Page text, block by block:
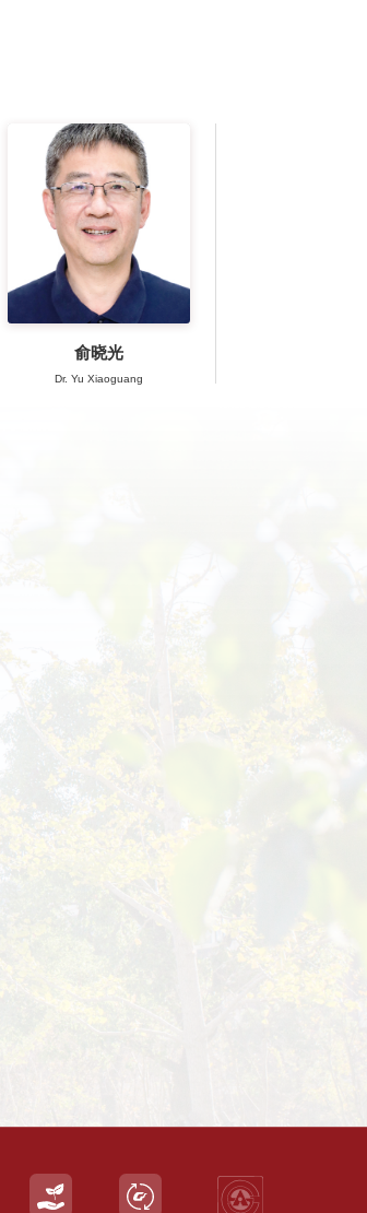
俞晓光
Dr. Yu Xiaoguang